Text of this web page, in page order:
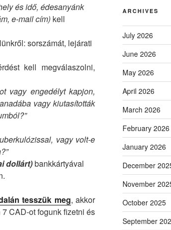
és idő, édesanyánk
e-mail cím) kell
sorszámát, lejárati
kell megválaszolni,
vagy engedélyt kapjon,
vagy kiutasították
vagy volt-e
dollárt)bankkártyával
tesszük meg, akkor
CAD-ot fogunk fizetni és
ARCHIVES
July 2026
June 2026
May 2026
April 2026
March 2026
February 2026
January 2026
December
November
October 2025
September